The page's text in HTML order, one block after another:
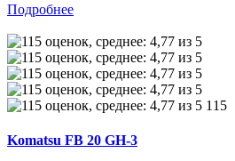
Подробнее
115
Komatsu FB 20 GH-3